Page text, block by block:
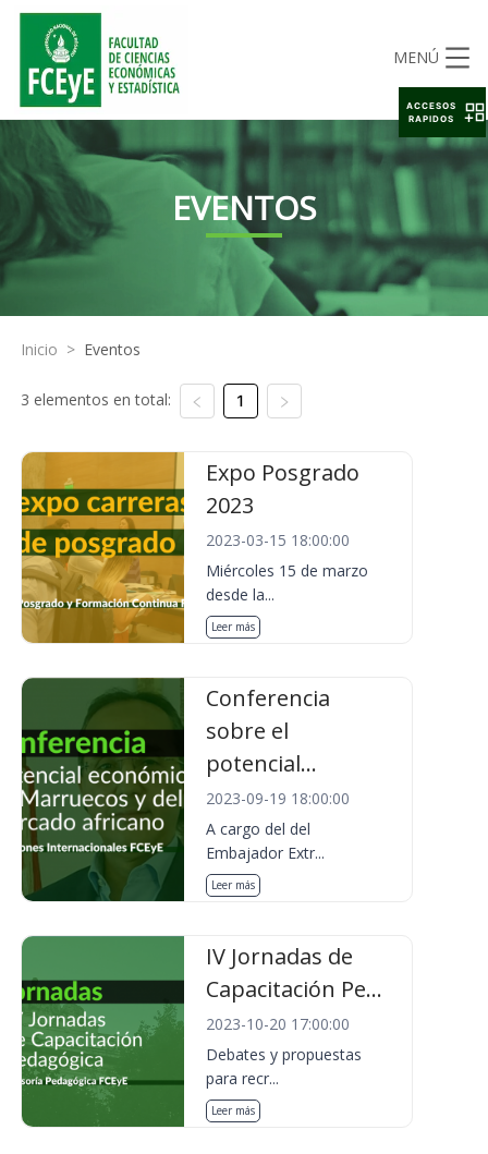
MENÚ
EVENTOS
Inicio > Eventos
3 elementos en total: 1
Expo Posgrado
2023
2023-03-15 18:00:00
Miércoles 15 de marzo
desde la...
Leer más
Conferencia
sobre el
potencial...
2023-09-19 18:00:00
A cargo del del
Embajador Extr...
Leer más
IV Jornadas de
Capacitación Pe...
2023-10-20 17:00:00
Debates y propuestas
para recr...
Leer más
ACCESOS
RAPIDOS